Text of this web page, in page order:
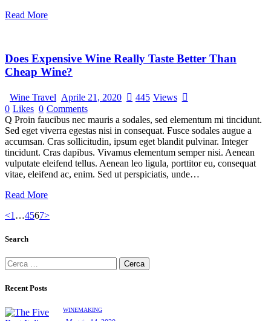
Read More
Does Expensive Wine Really Taste Better Than
Cheap Wine?
Wine Travel Aprile 21, 2020 445 Views
0 Likes 0 Comments
Q Proin faucibus nec mauris a sodales, sed elementum mi tincidunt.
Sed eget viverra egestas nisi in consequat. Fusce sodales augue a
accumsan. Cras sollicitudin, ipsum eget blandit pulvinar. Integer
tincidunt. Cras dapibus. Vivamus elementum semper nisi. Aenean
vulputate eleifend tellus. Aenean leo ligula, porttitor eu, consequat
vitae, eleifend ac, enim. Sed ut perspiciatis, unde…
Read More
<1 …4567>
Search
Recent Posts
WINEMAKING